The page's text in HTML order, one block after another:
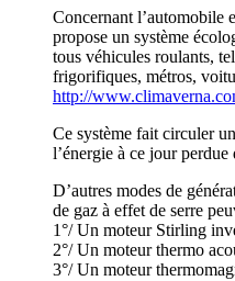
Concernant l’automobile
propose un système
tous véhicules roulants,
frigorifiques, métros,
http://
Ce système fait circuler
l’énergie à ce jour perdue
D’autres modes de
de gaz à effet de serre
1°/ Un moteur Stirling
2°/ Un moteur thermo
3°/ Un moteur